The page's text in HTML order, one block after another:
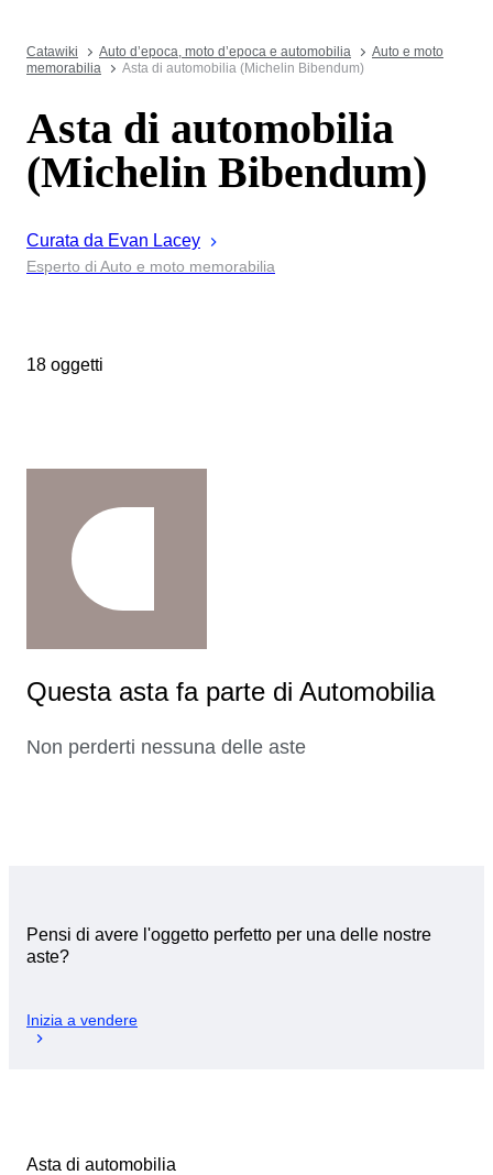
Catawiki Auto d’epoca, moto d’epoca e automobilia
Auto e moto
memorabilia
Asta di automobilia (Michelin Bibendum)
Asta di automobilia
(Michelin Bibendum)
Curata da Evan Lacey
Esperto di Auto e moto memorabilia
18 oggetti
Questa asta fa parte di Automobilia
Non perderti nessuna delle aste
Pensi di avere l'oggetto perfetto per una delle nostre
aste?
Inizia a vendere
Asta di automobilia